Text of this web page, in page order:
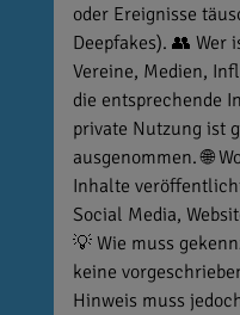
oder Ereignisse
Deepfakes). 👥 Wer
Vereine, Medien,
die entsprechende
private Nutzung ist
ausgenommen. 🌐
Inhalte
Social Media,
💡 Wie muss
keine
Hinweis muss